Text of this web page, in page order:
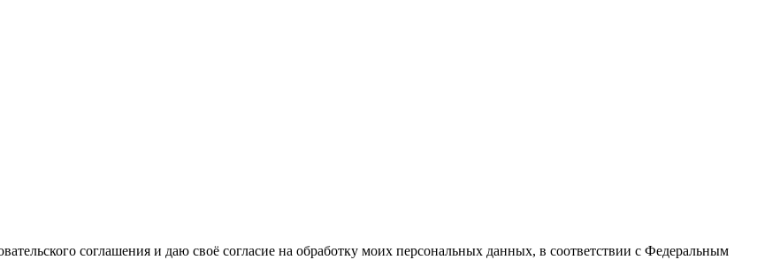
соглашения и даю своё согласие на обработку моих персональных данных, в соответствии с Федеральным